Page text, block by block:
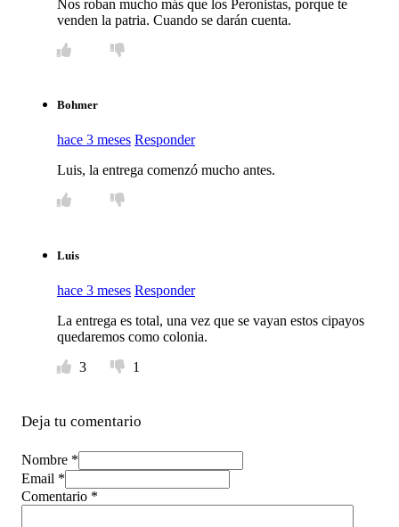
Nos roban mucho más que los Peronistas, porque te
venden la patria. Cuando se darán cuenta.
Bohmer
hace 3 meses Responder
Luis, la entrega comenzó mucho antes.
Luis
hace 3 meses Responder
La entrega es total, una vez que se vayan estos cipayos
quedaremos como colonia.
3
1
Deja tu comentario
Nombre *
Email *
Comentario *